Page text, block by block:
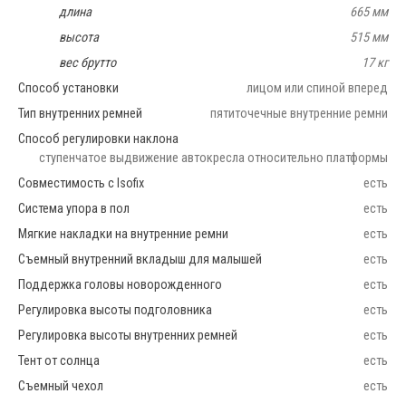
длина
665 мм
высота
515 мм
вес брутто
17 кг
Способ установки
лицом или спиной вперед
Тип внутренних ремней
пятиточечные внутренние ремни
Способ регулировки наклона
ступенчатое выдвижение автокресла относительно платформы
Совместимость с Isofix
есть
Система упора в пол
есть
Мягкие накладки на внутренние ремни
есть
Съемный внутренний вкладыш для малышей
есть
Поддержка головы новорожденного
есть
Регулировка высоты подголовника
есть
Регулировка высоты внутренних ремней
есть
Тент от солнца
есть
Съемный чехол
есть